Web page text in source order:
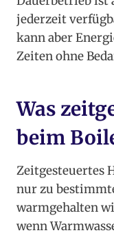
jederzeit
kann aber
Zeiten ohne
Was
beim
Zeitgesteuertes
nur zu
warmgehalten
wenn